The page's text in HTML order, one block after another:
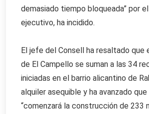
demasiado tiempo bloqueada” por
ejecutivo, ha incidido.
El jefe del Consell ha resaltado que
de El Campello se suman a las 34
iniciadas en el barrio alicantino de
alquiler asequible y ha avanzado
“comenzará la construcción de 233